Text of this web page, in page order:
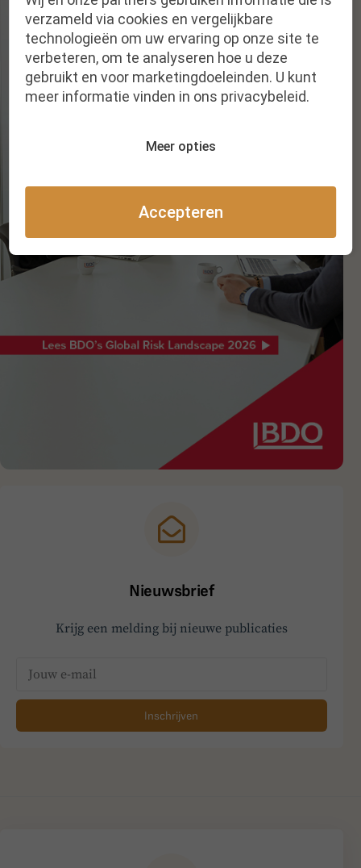
Nieuwsbrief
Krijg een melding bij nieuwe publicaties
Inschrijven
verzameld via cookies en vergelijkbare
technologieën om uw ervaring op onze site te
verbeteren, om te analyseren hoe u deze
gebruikt en voor marketingdoeleinden. U kunt
meer informatie vinden in ons privacybeleid.
Meer opties
Accepteren